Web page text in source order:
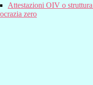
Attestazioni OIV o struttura
zero